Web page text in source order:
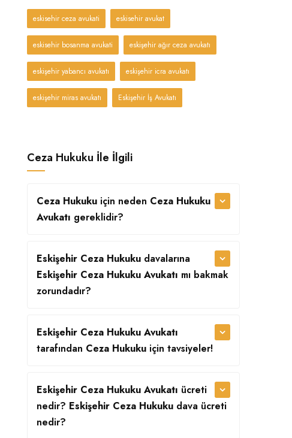
eskisehir ceza avukati eskisehir avukat
eskisehir bosanma avukati eskişehir ağır ceza avukatı
eskişehir yabancı avukatı eskişehir icra avukatı
eskişehir miras avukatı Eskişehir İş Avukatı
Ceza Hukuku İle İlgili
Ceza Hukuku için neden Ceza Hukuku
Avukatı gereklidir?
Eskişehir Ceza Hukuku davalarına
Eskişehir Ceza Hukuku Avukatı mı bakmak
zorundadır?
Eskişehir Ceza Hukuku Avukatı
tarafından Ceza Hukuku için tavsiyeler!
Eskişehir Ceza Hukuku Avukatı ücreti
nedir? Eskişehir Ceza Hukuku dava ücreti
nedir?